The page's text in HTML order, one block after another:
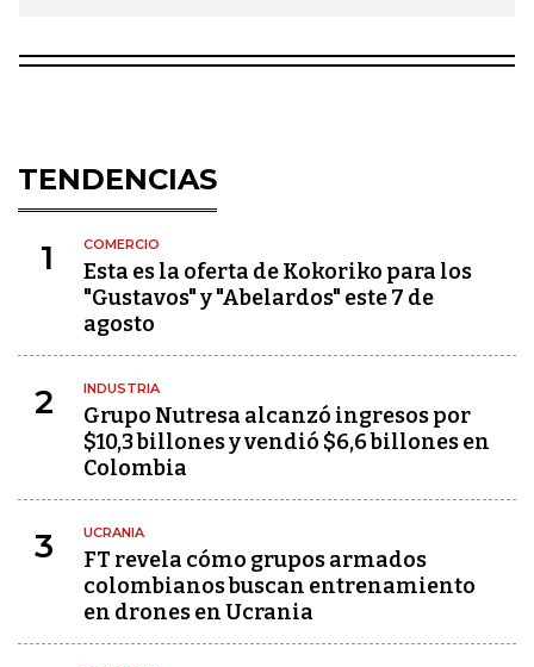
TENDENCIAS
1 COMERCIO
Esta es la oferta de Kokoriko para los
"Gustavos" y "Abelardos" este 7 de
agosto
2 INDUSTRIA
Grupo Nutresa alcanzó ingresos por
$10,3 billones y vendió $6,6 billones en
Colombia
3 UCRANIA
FT revela cómo grupos armados
colombianos buscan entrenamiento
en drones en Ucrania